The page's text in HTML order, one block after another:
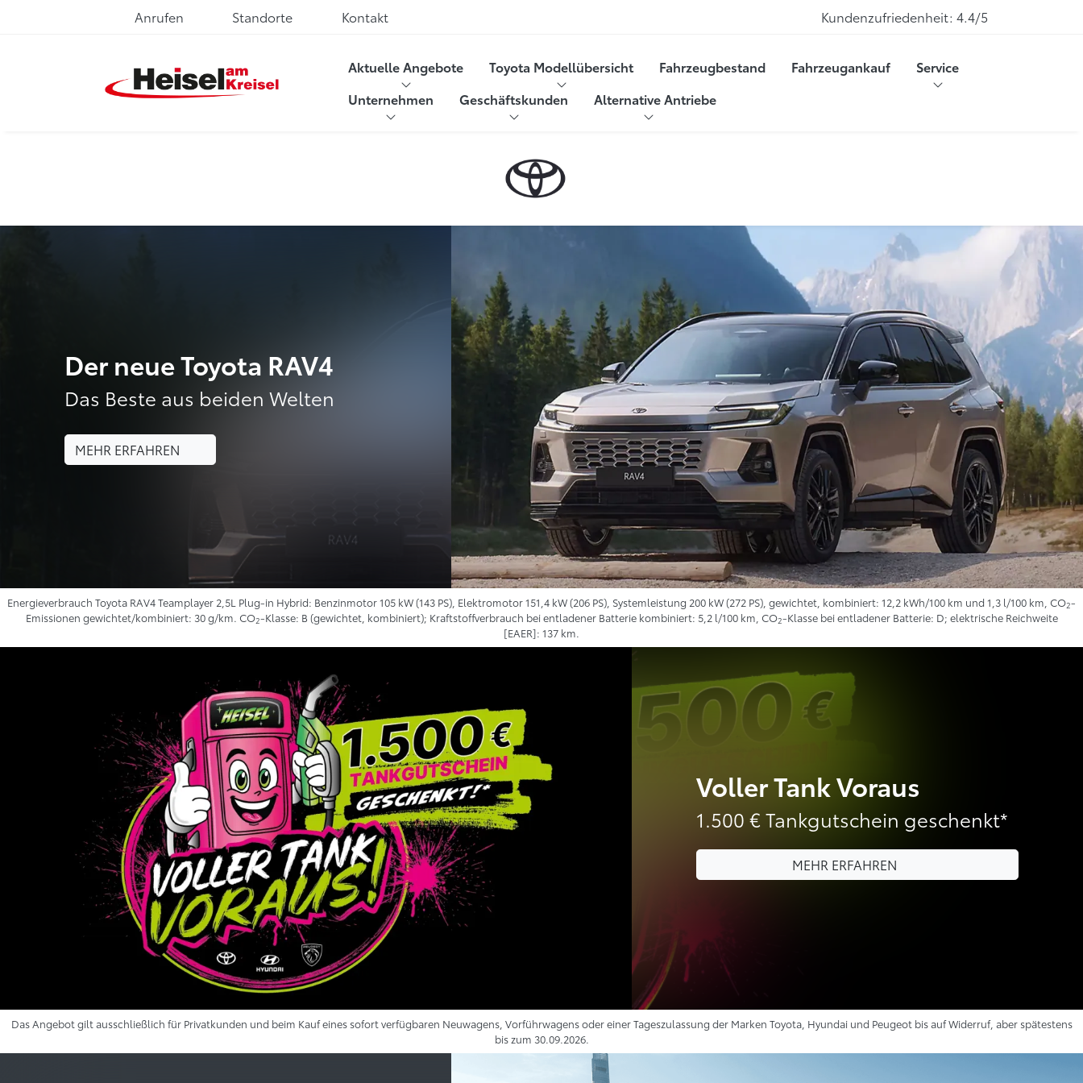
Anrufen Standorte Kontakt Kundenzufriedenheit: 4.4/5
Aktuelle Angebote Toyota Modellübersicht Fahrzeugbestand Fahrzeugankauf
Service
Unternehmen
Geschäftskunden Alternative Antriebe
Der neue Toyota RAV4
Das Beste aus beiden Welten
MEHR ERFAHREN
Energieverbrauch Toyota RAV4 Teamplayer 2,5L Plug-in Hybrid: Benzinmotor 105 kW (143 PS), Elektromotor 151,4 kW (206 PS), Systemleistung 200 kW (272 PS), gewichtet, kombiniert: 12,2 kWh/100 km und 1,3 l/100 km, CO2-
Emissionen gewichtet/kombiniert: 30 g/km. CO2-Klasse: B (gewichtet, kombiniert); Kraftstoffverbrauch bei entladener Batterie kombiniert: 5,2 l/100 km, CO2-Klasse bei entladener Batterie: D; elektrische Reichweite
[EAER]: 137 km.
Voller Tank Voraus
1.500 € Tankgutschein geschenkt*
MEHR ERFAHREN
Das Angebot gilt ausschließlich für Privatkunden und beim Kauf eines sofort verfügbaren Neuwagens, Vorführwagens oder einer Tageszulassung der Marken Toyota, Hyundai und Peugeot bis auf Widerruf, aber spätestens
bis zum 30.09.2026.